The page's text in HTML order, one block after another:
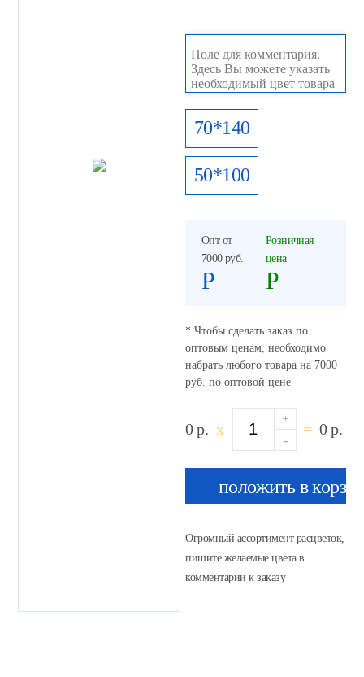
70*140
50*100
Опт от
7000 руб.
Р
Розничная
цена
Р
* Чтобы сделать заказ по
оптовым ценам, необходимо
набрать любого товара на 7000
руб. по оптовой цене
0р. x
+
-
= 0р.
положить в
Огромный ассортимент расцветок,
пишите желаемые цвета в
комментарии к заказу